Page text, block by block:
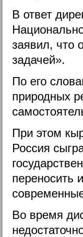
В ответ
заявил, что
задачей».
По его
природных
При этом
Россия
переносить
Во время